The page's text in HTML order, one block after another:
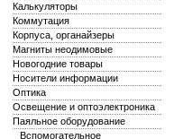
Калькуляторы
Коммутация
Корпуса, органайзеры
Магниты неодимовые
Новогодние товары
Носители информации
Оптика
Освещение и оптоэлектроника
Паяльное оборудование
Вспомогательное